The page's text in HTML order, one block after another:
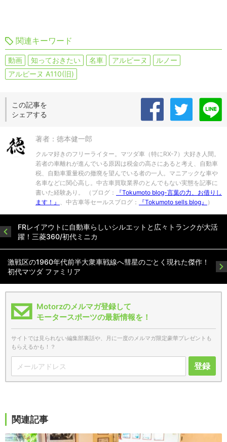
関連キーワード
動画 知っておきたい 名車 アルピーヌ
ルノー
アルピーヌ A110(旧)
この記事を
シェアする
著者：徳本健一郎
クルマ好きのフリーライター。マツダ車（特にRX-7）大好き人間。
若者の車離れが進んでいる原因は税金の高さにあると考え、自動車
税、自動車重量税の撤廃を望んでいる者の一人。マニアックな車や
名車などに関心高し。中古車買取業界のとんでもない実態を記事に
書いた経験あり。 （ブログ：
『Tokumoto blog-言葉の力、お借りし
ます！』
、中古車等セールスブログ： 『Tokumoto sells blog』 ）
FRレイアウトに自動車らしいシルエットと広々トランクが大活
躍！三菱360/初代ミニカ
激戦区の1960年代前半大衆車戦線へ彗星のごとく現れた傑作！
初代マツダ ファミリア
Motorzのメルマガ登録して
モータースポーツの最新情報を！
サイトでは見られない編集部裏話や、月に一度のメルマガ限定豪華プレゼントも
もらえるかも！？
登録
関連記事